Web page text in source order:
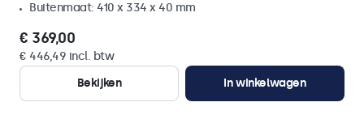
Buitenmaat: 410 x 334 x 40 mm
€ 369,00
€ 446,49 incl. btw
Bekijken
In winkelwagen